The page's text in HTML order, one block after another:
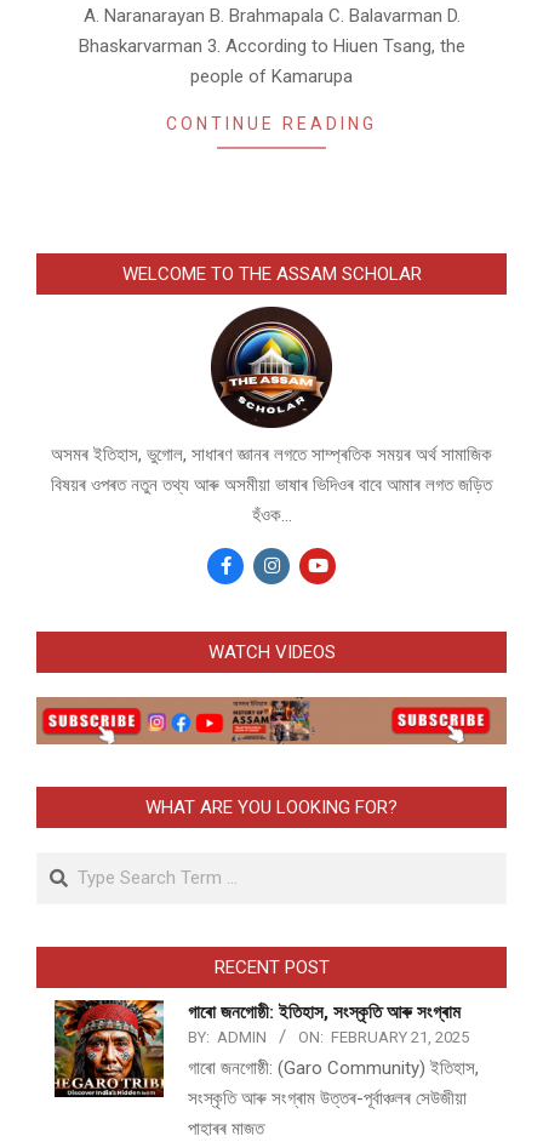
A. Naranarayan B. Brahmapala C. Balavarman D.
Bhaskarvarman 3. According to Hiuen Tsang, the
people of Kamarupa
CONTINUE READING
WELCOME TO THE ASSAM SCHOLAR
অসমৰ ইতিহাস, ভুগোল, সাধাৰণ জ্ঞানৰ লগতে সাম্প্ৰতিক সময়ৰ অৰ্থ সামাজিক
বিষয়ৰ ওপৰত নতুন তথ্য আৰু অসমীয়া ভাষাৰ ভিদিওৰ বাবে আমাৰ লগত জড়িত
হঁওক...
WATCH VIDEOS
WHAT ARE YOU LOOKING FOR?
Search
RECENT POST
গাৰো জনগোষ্ঠী: ইতিহাস, সংস্কৃতি আৰু সংগ্ৰাম
BY: ADMIN ON: FEBRUARY 21, 2025
গাৰো জনগোষ্ঠী: (Garo Community) ইতিহাস,
সংস্কৃতি আৰু সংগ্ৰাম উত্তৰ-পূৰ্বাঞ্চলৰ সেউজীয়া
পাহাৰৰ মাজত